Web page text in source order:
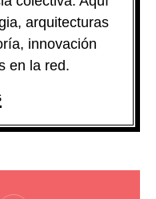
arquitecturas
innovación
en la red.